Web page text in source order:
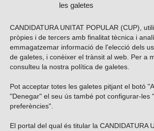
les galetes
CANDIDATURA UNITAT POPULAR (CUP),
pròpies i de tercers amb finalitat tècnica i
emmagatzemar informació de l'elecció dels
de galetes, i conèixer el trànsit al web. Per a
consulteu la nostra política de galetes
Pot acceptar totes les galetes pitjant el botó
"Denegar" el seu ús també pot configurar-les
preferències".
El portal del qual és titular la CANDIDATURA
Vols subscriure’t al nostre